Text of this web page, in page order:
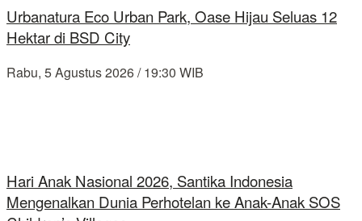
Urbanatura Eco Urban Park, Oase Hijau Seluas 12
Hektar di BSD City
Rabu, 5 Agustus 2026 / 19:30 WIB
Hari Anak Nasional 2026, Santika Indonesia
Mengenalkan Dunia Perhotelan ke Anak-Anak SOS